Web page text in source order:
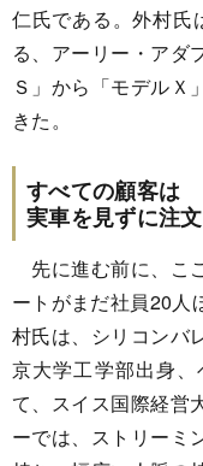
仁氏である。外村氏
る、アーリー・アダ
Ｓ」から「モデルＸ
きた。
すべての顧客は
実車を見ずに注
先に進む前に、こ
ートがまだ社員20人
村氏は、シリコンバ
京大学工学部出身
て、スイス国際経営
ーでは、ストリーミ